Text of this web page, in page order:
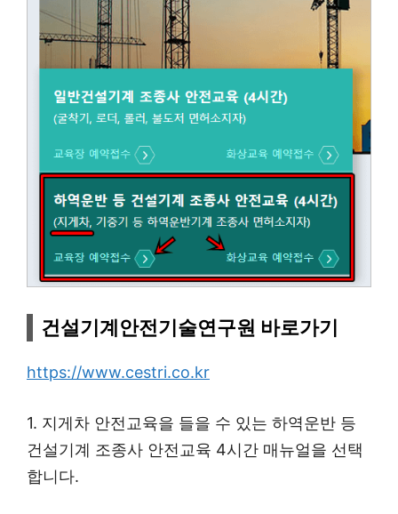
건설기계안전기술연구원 바로가기
https://www.cestri.co.kr
1. 지게차 안전교육을 들을 수 있는 하역운반 등
건설기계 조종사 안전교육 4시간 매뉴얼을 선택
합니다.